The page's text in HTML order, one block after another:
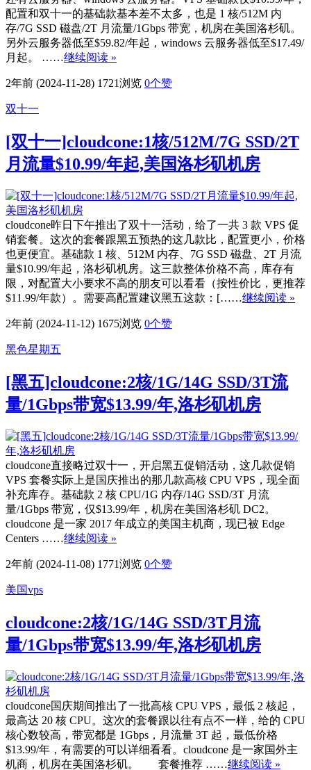
配置和双十一的基础款基本差不太多，也是 1 核/512M 内
存/7G SSD 磁盘/2T 月流量/1Gbps 带宽，机房在美国洛杉矶。
另外云服务器低至$59.82/年起，windows 云服务器低至$17.49/
月起。 ……继续阅读 »
2年前 (2024-11-28) 1721浏览 0个赞
双十一
[双十一]cloudcone:1核/512M/7G SSD/2T
月流量$10.99/年起,美国洛杉矶机房
cloudcone昨日下午推出了双十一活动，给了一共 3 款 VPS 促
销套餐。这次的套餐跟黑五预热的这几款比，配置更小，价格
也更便宜。基础款 1 核、512M 内存、7G SSD 磁盘、2T 月流
量$10.99/年起，洛杉矶机房。这三款整体价格不高，库存有
限，对配置大小要求不高的朋友可以看看（按性价比，更推荐
$11.99/年款）。需要高配置建议黑五这款：[……继续阅读 »
2年前 (2024-11-12) 1675浏览 0个赞
黑色星期五
[黑五]cloudcone:2核/1G/14G SSD/3T流
量/1Gbps带宽$13.99/年,洛杉矶机房
cloudcone直接略过双十一，开启黑五促销活动，这几款促销
VPS 套餐实际上是国庆推出的那几款高核 CPU VPS，现全面
补充库存。基础款 2 核 CPU/1G 内存/14G SSD/3T 月流
量/1Gbps 带宽，仅$13.99/年，机房在美国洛杉矶 DC2。
cloudcone 是一家 2017 年成立的美国主机商，现已被 Edge
Centers ……继续阅读 »
2年前 (2024-11-08) 1771浏览 0个赞
美国vps
cloudcone:2核/1G/14G SSD/3T月流
量/1Gbps带宽$13.99/年,洛杉矶机房
cloudcone国庆期间推出了一批高核 CPU VPS，最低 2 核起，
最高达 20 核 CPU。这次的套餐跟以往有点不一样，给的 CPU
核心数较高，带宽都是 1Gbps，月流量 3T 起，最低价格
$13.99/年，有需要的可以详细看看。cloudcone 是一家国外主
机商，机房在美国洛杉矶。 套餐推荐 ……继续阅读 »